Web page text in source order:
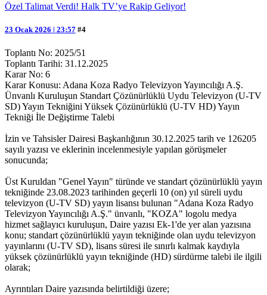
Özel Talimat Verdi! Halk TV’ye Rakip Geliyor!
23 Ocak 2026 | 23:57 #4
Toplantı No: 2025/51
Toplantı Tarihi: 31.12.2025
Karar No: 6
Karar Konusu: Adana Koza Radyo Televizyon Yayıncılığı A.Ş.
Ünvanlı Kuruluşun Standart Çözünürlüklü Uydu Televizyon (U-TV
SD) Yayın Tekniğini Yüksek Çözünürlüklü (U-TV HD) Yayın
Tekniği İle Değiştirme Talebi
İzin ve Tahsisler Dairesi Başkanlığının 30.12.2025 tarih ve 126205
sayılı yazısı ve eklerinin incelenmesiyle yapılan görüşmeler
sonucunda;
Üst Kuruldan "Genel Yayın" türünde ve standart çözünürlüklü yayın
tekniğinde 23.08.2023 tarihinden geçerli 10 (on) yıl süreli uydu
televizyon (U-TV SD) yayın lisansı bulunan "Adana Koza Radyo
Televizyon Yayıncılığı A.Ş." ünvanlı, "KOZA" logolu medya
hizmet sağlayıcı kuruluşun, Daire yazısı Ek-1'de yer alan yazısına
konu; standart çözünürlüklü yayın tekniğinde olan uydu televizyon
yayınlarını (U-TV SD), lisans süresi ile sınırlı kalmak kaydıyla
yüksek çözünürlüklü yayın tekniğinde (HD) sürdürme talebi ile ilgili
olarak;
Ayrıntıları Daire yazısında belirtildiği üzere;